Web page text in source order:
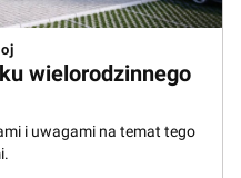
wielorodzinnego
i uwagami na temat tego